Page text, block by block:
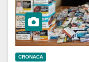
CRONACA